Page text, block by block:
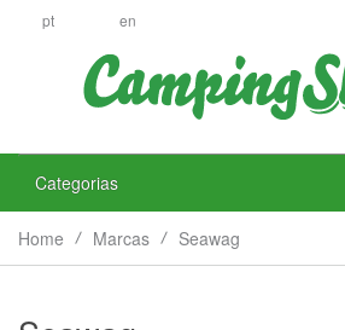
pt en
Categorias
Home Marcas Seawag